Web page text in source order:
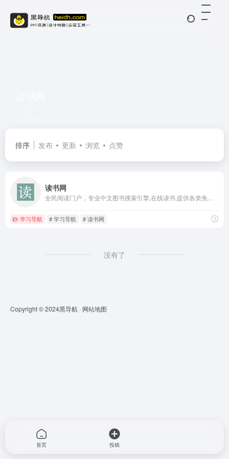
排序 发布 更新 浏览 点赞
读书网
学习导航 # 学习导航 # 读书网
没有了
Copyright © 2024黑导航 · 网站地图
首页 投稿